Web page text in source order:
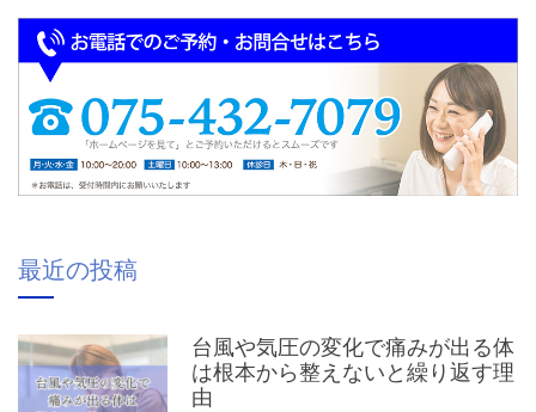
最近の投稿
台風や気圧の変化で痛みが出る体
は根本から整えないと繰り返す理
由